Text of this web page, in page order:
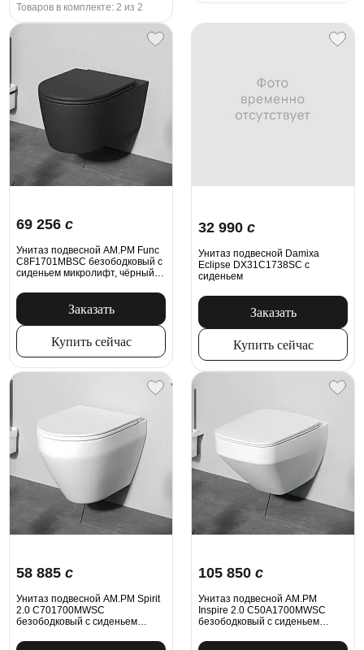
Товаров в комплекте: 2 из 2
69 256 c
Унитаз подвесной AM.PM Func
C8F1701MBSC безободковый с
сиденьем микролифт, чёрный
Заказать
Купить сейчас
32 990 c
Унитаз подвесной Damixa
Eclipse DX31C1738SC с
сиденьем
Заказать
Купить сейчас
58 885 c
Унитаз подвесной AM.PM Spirit
2.0 C701700MWSC
безободковый с сиденьем
105 850 c
Унитаз подвесной AM.PM
Inspire 2.0 C50A1700MWSC
безободковый с сиденьем